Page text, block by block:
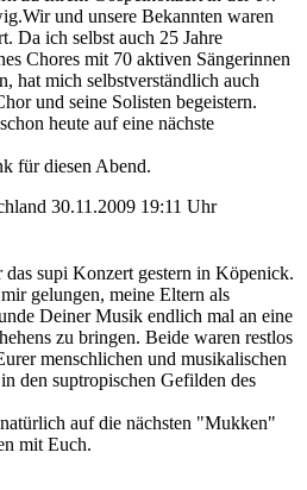
und unsere Bekannten waren
Da ich selbst auch 25 Jahre
Chores mit 70 aktiven Sängerinnen
hat mich selbstverständlich auch
und seine Solisten begeistern.
heute auf eine nächste
für diesen Abend.
30.11.2009 19:11 Uhr
supi Konzert gestern in Köpenick.
gelungen, meine Eltern als
Deiner Musik endlich mal an eine
zu bringen. Beide waren restlos
menschlichen und musikalischen
den suptropischen Gefilden des
auf die nächsten "Mukken"
mit Euch.